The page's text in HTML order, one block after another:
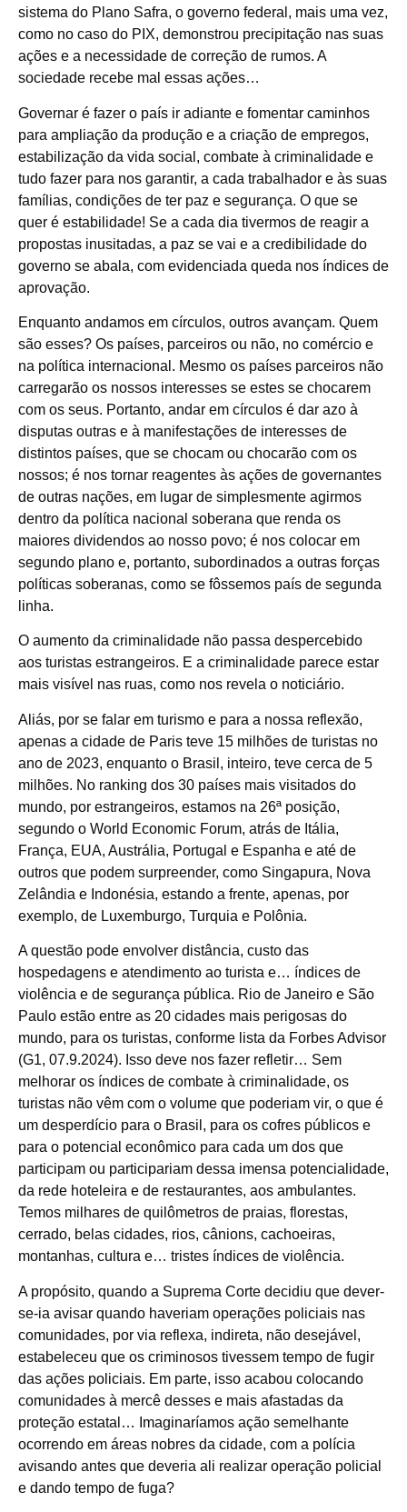
sistema do Plano Safra, o governo federal, mais uma vez,
como no caso do PIX, demonstrou precipitação nas suas
ações e a necessidade de correção de rumos. A
sociedade recebe mal essas ações…
Governar é fazer o país ir adiante e fomentar caminhos
para ampliação da produção e a criação de empregos,
estabilização da vida social, combate à criminalidade e
tudo fazer para nos garantir, a cada trabalhador e às suas
famílias, condições de ter paz e segurança. O que se
quer é estabilidade! Se a cada dia tivermos de reagir a
propostas inusitadas, a paz se vai e a credibilidade do
governo se abala, com evidenciada queda nos índices de
aprovação.
Enquanto andamos em círculos, outros avançam. Quem
são esses? Os países, parceiros ou não, no comércio e
na política internacional. Mesmo os países parceiros não
carregarão os nossos interesses se estes se chocarem
com os seus. Portanto, andar em círculos é dar azo à
disputas outras e à manifestações de interesses de
distintos países, que se chocam ou chocarão com os
nossos; é nos tornar reagentes às ações de governantes
de outras nações, em lugar de simplesmente agirmos
dentro da política nacional soberana que renda os
maiores dividendos ao nosso povo; é nos colocar em
segundo plano e, portanto, subordinados a outras forças
políticas soberanas, como se fôssemos país de segunda
linha.
O aumento da criminalidade não passa despercebido
aos turistas estrangeiros. E a criminalidade parece estar
mais visível nas ruas, como nos revela o noticiário.
Aliás, por se falar em turismo e para a nossa reflexão,
apenas a cidade de Paris teve 15 milhões de turistas no
ano de 2023, enquanto o Brasil, inteiro, teve cerca de 5
milhões. No ranking dos 30 países mais visitados do
mundo, por estrangeiros, estamos na 26ª posição,
segundo o World Economic Forum, atrás de Itália,
França, EUA, Austrália, Portugal e Espanha e até de
outros que podem surpreender, como Singapura, Nova
Zelândia e Indonésia, estando a frente, apenas, por
exemplo, de Luxemburgo, Turquia e Polônia.
A questão pode envolver distância, custo das
hospedagens e atendimento ao turista e… índices de
violência e de segurança pública. Rio de Janeiro e São
Paulo estão entre as 20 cidades mais perigosas do
mundo, para os turistas, conforme lista da Forbes Advisor
(G1, 07.9.2024). Isso deve nos fazer refletir… Sem
melhorar os índices de combate à criminalidade, os
turistas não vêm com o volume que poderiam vir, o que é
um desperdício para o Brasil, para os cofres públicos e
para o potencial econômico para cada um dos que
participam ou participariam dessa imensa potencialidade,
da rede hoteleira e de restaurantes, aos ambulantes.
Temos milhares de quilômetros de praias, florestas,
cerrado, belas cidades, rios, cânions, cachoeiras,
montanhas, cultura e… tristes índices de violência.
A propósito, quando a Suprema Corte decidiu que dever-
se-ia avisar quando haveriam operações policiais nas
comunidades, por via reflexa, indireta, não desejável,
estabeleceu que os criminosos tivessem tempo de fugir
das ações policiais. Em parte, isso acabou colocando
comunidades à mercê desses e mais afastadas da
proteção estatal… Imaginaríamos ação semelhante
ocorrendo em áreas nobres da cidade, com a polícia
avisando antes que deveria ali realizar operação policial
e dando tempo de fuga?